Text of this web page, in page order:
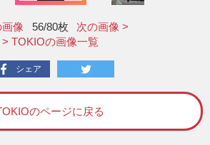
像 56/80枚
次の画像 >
> TOKIOの画像一覧
シェア
のページに戻る